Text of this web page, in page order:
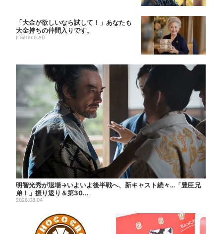
「大金が欲しいなら試して！」あなたも
大金持ちの仲間入りです。
Il Sereno AD
明智光秀が退場→いよいよ後半戦へ、新キャスト続々…「豊臣兄
弟！」振り返り＆第30...
2026.08.04